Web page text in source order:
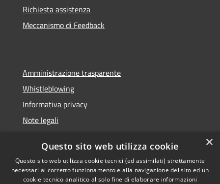
Richiesta assistenza
Meccanismo di Feedback
Amministrazione trasparente
Whistleblowing
Informativa privacy
Note legali
Segnalazioni di inaccessibilità
×
Questo sito web utilizza cookie
Questo sito web utilizza cookie tecnici (ed assimilati) strettamente
necessari al corretto funzionamento e alla navigazione del sito ed un
cookie tecnico analitico al solo fine di elaborare informazioni